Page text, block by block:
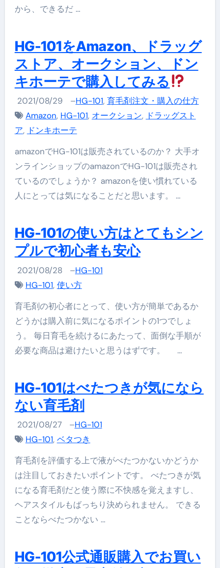
から、できるだ …
HG-101をAmazon、ドラッグ
ストア、オークション、ドン
キホーテで購入してみる
2021/08/29 –HG-101, 育毛剤注文・購入の仕方
Amazon, HG-101, オークション, ドラッグスト
ア, ドンキホーテ
amazonでHG-101は販売されているのか？ 大手オ
ンラインショップのamazonでHG-101は販売され
ているのでしょうか？ amazonを使い慣れている
人にとっては気になることだと思います。 …
HG-101の使い方はとてもシン
プルで初心者も安心
2021/08/28 –HG-101
HG-101, 使い方
育毛剤の初心者にとって、使い方が簡単であるか
どうかは購入前に気になるポイントの1つでしょ
う。 毎日育毛を続けるにあたって、面倒な手順が
必要な商品は避けたいと思うはずです。 …
HG-101はべたつきが気になら
ない育毛剤
2021/08/27 –HG-101
HG-101, ベタつき
育毛剤を評価する上で液がべたつかないかどうか
は注目しておきたいポイントです。 べたつきが気
になる育毛剤だと使う際に不快感を覚えますし、
ヘアスタイルもばっちり決められません。 できる
ことならべたつかない …
HG-101公式通販購入でお買い